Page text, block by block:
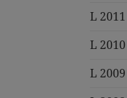
L 2011
L 2010
L 2009